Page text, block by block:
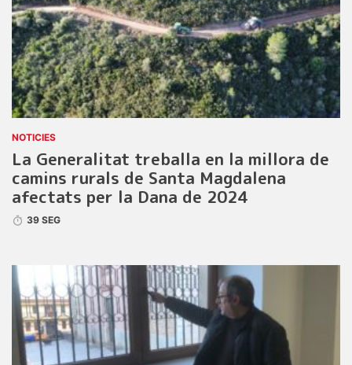
NOTICIES
La Generalitat treballa en la millora de
camins rurals de Santa Magdalena
afectats per la Dana de 2024
39 SEG